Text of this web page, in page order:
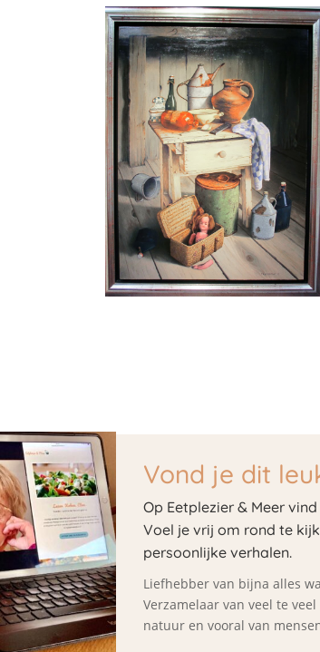
Vond je dit
Op Eetplezier & Meer
Voel je vrij om rond te
persoonlijke verhalen.
Liefhebber van bijna alles
Verzamelaar van veel te
natuur en vooral van